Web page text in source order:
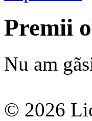
Premii
Nu am
© 2026